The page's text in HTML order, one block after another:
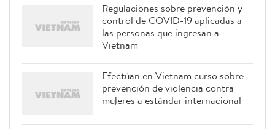
Regulaciones sobre prevención y
control de COVID-19 aplicadas a
las personas que ingresan a
Vietnam
Efectúan en Vietnam curso sobre
prevención de violencia contra
mujeres a estándar internacional